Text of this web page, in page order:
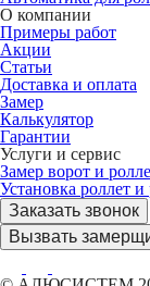
О компании
Примеры работ
Акции
Статьи
Доставка и оплата
Замер
Калькулятор
Гарантии
Услуги и сервис
Замер ворот и
Установка роллет
Заказать звонок
Вызвать